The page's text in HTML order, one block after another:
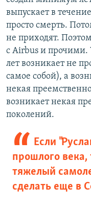
выпускает в
просто смерть.
не приходят.
с Airbus и
лет возникает не
самое собой), а
некая
возникает некая
поколений.
Если
прошлого века,
тяжелый
сделать еще в